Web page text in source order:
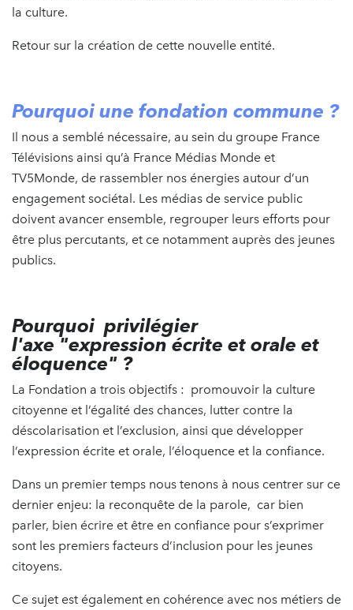
la culture.
Retour sur la création de cette nouvelle entité.
Pourquoi une fondation commune ?
Il nous a semblé nécessaire, au sein du groupe France
Télévisions ainsi qu’à France Médias Monde et
TV5Monde, de rassembler nos énergies autour d’un
engagement sociétal. Les médias de service public
doivent avancer ensemble, regrouper leurs efforts pour
être plus percutants, et ce notamment auprès des jeunes
publics.
Pourquoi privilégier
l'axe "expression écrite et orale et
éloquence" ?
La Fondation a trois objectifs : promouvoir la culture
citoyenne et l’égalité des chances, lutter contre la
déscolarisation et l’exclusion, ainsi que développer
l’expression écrite et orale, l’éloquence et la confiance.
Dans un premier temps nous tenons à nous centrer sur ce
dernier enjeu: la reconquête de la parole, car bien
parler, bien écrire et être en confiance pour s’exprimer
sont les premiers facteurs d’inclusion pour les jeunes
citoyens.
Ce sujet est également en cohérence avec nos métiers de